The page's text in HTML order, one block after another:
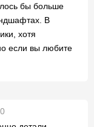
бы больше
В
хотя
если вы любите